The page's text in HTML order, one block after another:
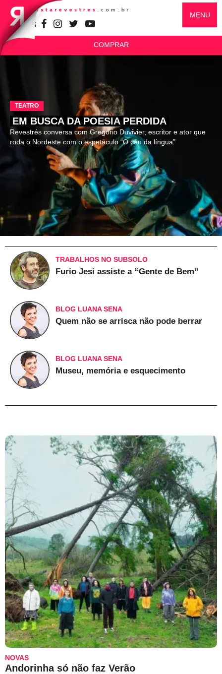
SIGA-NOS
MENU
COMPRAR
TEATRO
EM BUSCA DA POESIA PERDIDA
Revestrés conversa com Gregório Duvivier, escritor e ator que
roda o Nordeste com o espetáculo “O céu da língua”
TRABALHOS NO SUBSOLO
Furio Jesi assiste a “Gente de Bem”
BLOG LUANA SENA
Quem não se arrisca não pode berrar
BLOG LUANA SENA
Museu, memória e esquecimento
NOVAS
Andorinha só não faz Verão